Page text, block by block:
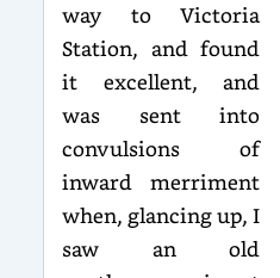
way to Victoria
Station, and found
it excellent, and
was sent into
convulsions of
inward merriment
when, glancing up, I
saw an old